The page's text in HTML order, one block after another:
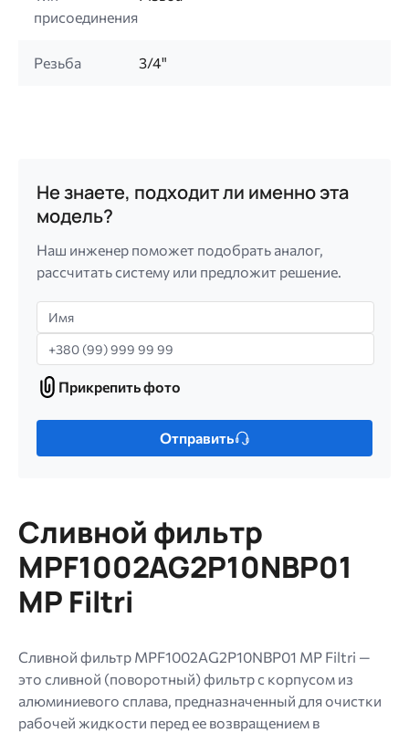
присоединения
Резьба 3/4"
Не знаете, подходит ли именно эта
модель?
Наш инженер поможет подобрать аналог,
рассчитать систему или предложит решение.
Имя
Телефон
Прикрепить
фото
Прикрепить фото
Только
МБ.
типы:
gif
jpg
png.
Отправить
Сливной фильтр
MPF1002AG2P10NBP01
MP Filtri
Сливной фильтр MPF1002AG2P10NBP01 MP Filtri —
это сливной (поворотный) фильтр с корпусом из
алюминиевого сплава, предназначенный для очистки
рабочей жидкости перед ее возвращением в